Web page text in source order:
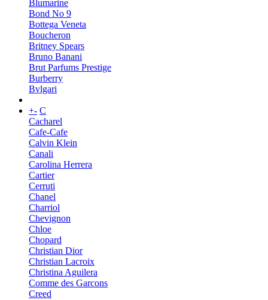
Blumarine
Bond No 9
Bottega Veneta
Boucheron
Britney Spears
Bruno Banani
Brut Parfums Prestige
Burberry
Bvlgari
+- C
Cacharel
Cafe-Cafe
Calvin Klein
Canali
Carolina Herrera
Cartier
Cerruti
Chanel
Charriol
Chevignon
Chloe
Chopard
Christian Dior
Christian Lacroix
Christina Aguilera
Comme des Garcons
Creed